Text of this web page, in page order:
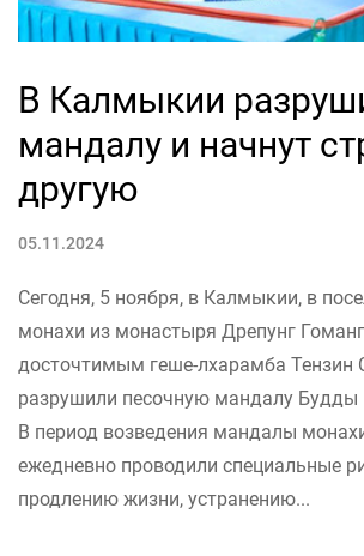
В Калмыкии
мандалу и начнут
другую
05.11.2024
Сегодня, 5 ноября, в Калмыкии, в
монахи из монастыря Дрепунг
досточтимым геше-лхарамба Тензин
разрушили песочную мандалу
В период возведения мандалы
ежедневно проводили специальные
продлению жизни, устранению...